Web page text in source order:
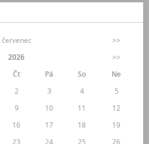
červenec
>>
2026
>>
Čt Pá So
Ne
2 3 4
5
9 10 11
12
16 17 18
19
23 24 25
26